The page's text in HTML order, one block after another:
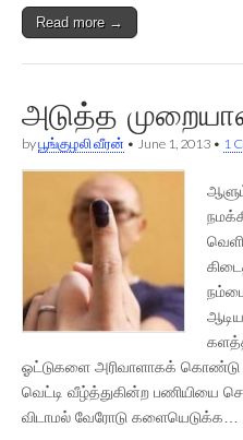
Read more →
அடுத்த
byபூங்குழலி வீரன் • June 1, 2013 • 1
ஓட்டுகளை அரிவாளாகக் கொண்டு
வெட்டி வீழ்த்துகின்ற பணியியை
விடாமல் வேரோடு களையெடுக்க…